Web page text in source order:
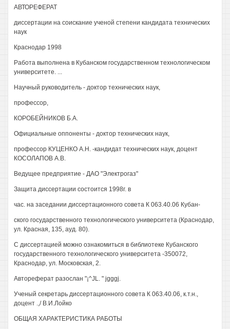
АВТОРЕФЕРАТ
диссертации на соискание ученой степени кандидата технических
наук
Краснодар 1998
Работа выполнена в Кубанском государственном технологическом
университете. ...
Научный руководитель - доктор технических наук,
профессор,
КОРОБЕЙНИКОВ Б.А.
Официальные оппоненты - доктор технических наук,
профессор КУЦЕНКО А.Н. -кандидат технических наук, доцент
КОСОЛАПОВ A.B.
Ведущее предприятие - ДАО "Электрогаз"
Защита диссертации состоится 1998г. в
час. на заседании диссертационного совета К 063.40.06 Кубан-
ского государственного технологического университета (Краснодар,
ул. Красная, 135, ауд. 80).
С диссертацией можно ознакомиться в библиотеке Кубанского
государственного технологического университета -350072,
Краснодар, ул. Московская, 2.
Автореферат разослан "¡^JL. " jgggj.
Ученый секретарь диссертационного совета К 063.40.06, к.т.н.,
доцент .,/ В.И.Лойко
ОБЩАЯ ХАРАКТЕРИСТИКА РАБОТЫ